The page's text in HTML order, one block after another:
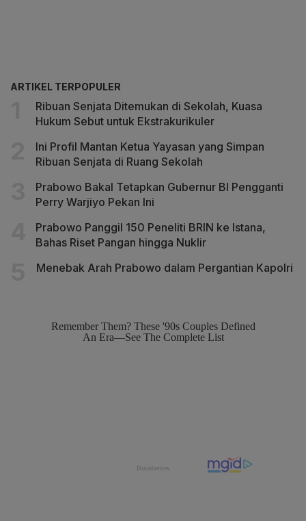
ARTIKEL TERPOPULER
Ribuan Senjata Ditemukan di Sekolah, Kuasa
Hukum Sebut untuk Ekstrakurikuler
Ini Profil Mantan Ketua Yayasan yang Simpan
Ribuan Senjata di Ruang Sekolah
Prabowo Bakal Tetapkan Gubernur BI Pengganti
Perry Warjiyo Pekan Ini
Prabowo Panggil 150 Peneliti BRIN ke Istana,
Bahas Riset Pangan hingga Nuklir
Menebak Arah Prabowo dalam Pergantian Kapolri